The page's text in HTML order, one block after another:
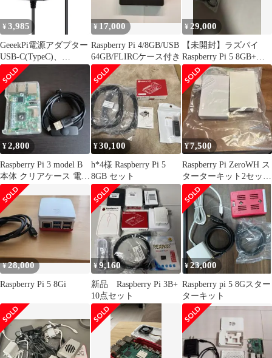
¥ 3,985
GeeekPi電源アダプター
USB-C(TypeC)、
RaspberryPi58GB4GB用
5V/5A電源アダプタ
ー、PSE認定
¥17,000
Raspberry Pi 4/8GB/USB
64GB/FLIRCケース付き
¥ 29,000
【未開封】ラズパイ
Raspberry Pi 5 8GB+電
源アダプタ
¥2,800
Raspberry Pi 3 model B
本体 クリアケース 電源
スイッチ付
¥30,100
h*4様 Raspberry Pi 5
8GB セット
¥7,500
Raspberry Pi ZeroWH ス
ターターキット2セット
Tuck9様専用
¥28,000
Raspberry Pi 5 8Gi
¥9,160
新品 Raspberry Pi 3B+
10点セット
¥23,000
Raspberry pi 5 8Gスター
ターキット